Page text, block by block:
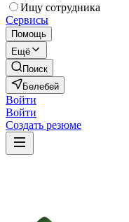
Ищу сотрудника
Сервисы
Помощь
Ещё
Поиск
Белебей
Войти
Войти
Создать резюме